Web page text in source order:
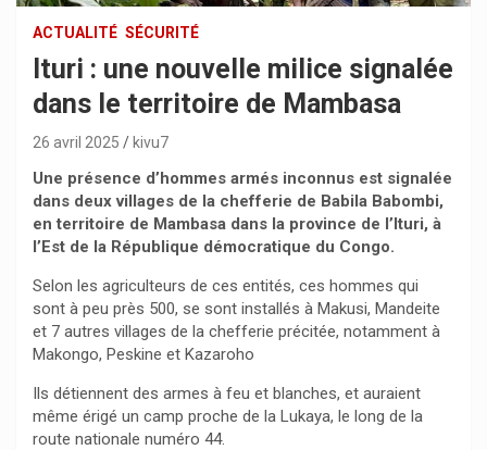
ACTUALITÉ SÉCURITÉ
Ituri : une nouvelle milice signalée
dans le territoire de Mambasa
26 avril 2025 kivu7
Une présence d’hommes armés inconnus est signalée
dans deux villages de la chefferie de Babila Babombi,
en territoire de Mambasa dans la province de l’Ituri, à
l’Est de la République démocratique du Congo.
Selon les agriculteurs de ces entités, ces hommes qui
sont à peu près 500, se sont installés à Makusi, Mandeite
et 7 autres villages de la chefferie précitée, notamment à
Makongo, Peskine et Kazaroho
Ils détiennent des armes à feu et blanches, et auraient
même érigé un camp proche de la Lukaya, le long de la
route nationale numéro 44.